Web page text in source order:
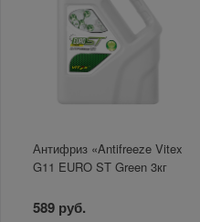
Антифриз «Antifreeze Vitex
G11 EURO ST Green 3кг
589 руб.